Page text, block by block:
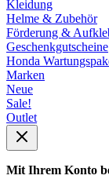
Kleidung
Helme & Zubehör
Förderung &
Geschenkgutscheine
Honda
Marken
Neue
Sale!
Outlet
Mit Ihrem Konto